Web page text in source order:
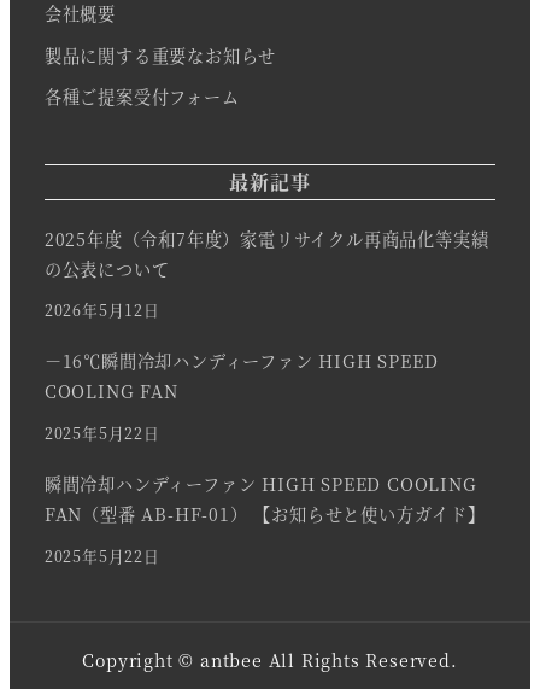
会社概要
製品に関する重要なお知らせ
各種ご提案受付フォーム
最新記事
2025年度（令和7年度）家電リサイクル再商品化等実績
の公表について
2026年5月12日
－16℃瞬間冷却ハンディーファン HIGH SPEED
COOLING FAN
2025年5月22日
瞬間冷却ハンディーファン HIGH SPEED COOLING
FAN（型番 AB-HF-01） 【お知らせと使い方ガイド】
2025年5月22日
Copyright © antbee All Rights Reserved.